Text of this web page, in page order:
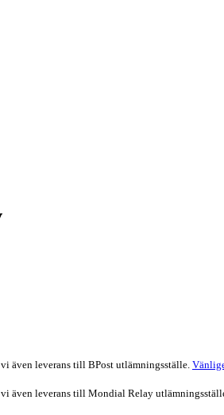
även leverans till BPost utlämningsställe.
även leverans till Mondial Relay